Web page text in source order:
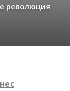
революция